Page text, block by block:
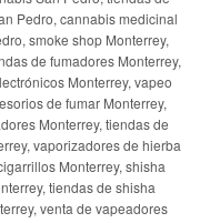
Pedro, cannabis medicinal
smoke shop Monterrey,
de fumadores Monterrey,
Monterrey, vapeo
de fumar Monterrey,
Monterrey, tiendas de
vaporizadores de hierba
Monterrey, shisha
tiendas de shisha
venta de vapeadores